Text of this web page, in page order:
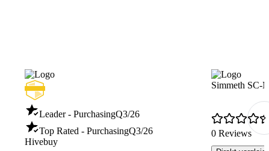
Leader - PurchasingQ3/26
Top Rated - PurchasingQ3/26
Hivebuy
Simmeth SC-
0 Reviews